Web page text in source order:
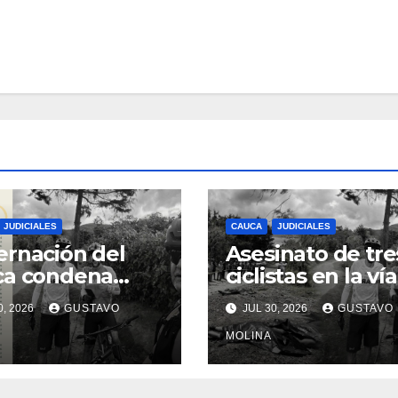
JUDICIALES
del
condena
de tres
y exige
urgentes
2026 GUSTAVO
CAUCA JUDICIALES
Asesinato de
ciclistas en la vía
Totoró – Silvia,
genera
consternación
Cauca
JUL 30, 2026 GUSTAVO
MOLINA